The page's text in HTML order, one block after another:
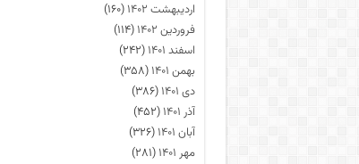
اردیبهشت ۱۴۰۲
(۱۶۰)
فروردین ۱۴۰۲
(۱۱۴)
اسفند ۱۴۰۱
(۲۴۲)
بهمن ۱۴۰۱
(۳۵۸)
دی ۱۴۰۱
(۳۸۶)
آذر ۱۴۰۱
(۴۵۲)
آبان ۱۴۰۱
(۳۲۶)
مهر ۱۴۰۱
(۲۸۱)